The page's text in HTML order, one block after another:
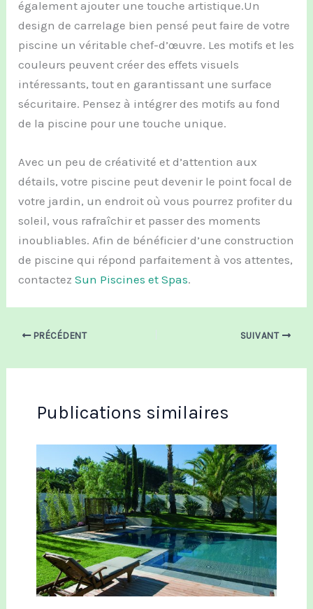
également ajouter une touche artistique.Un
design de carrelage bien pensé peut faire de votre
piscine un véritable chef-d’œuvre. Les motifs et les
couleurs peuvent créer des effets visuels
intéressants, tout en garantissant une surface
sécuritaire. Pensez à intégrer des motifs au fond
de la piscine pour une touche unique.
Avec un peu de créativité et d’attention aux
détails, votre piscine peut devenir le point focal de
votre jardin, un endroit où vous pourrez profiter du
soleil, vous rafraîchir et passer des moments
inoubliables. Afin de bénéficier d’une construction
de piscine qui répond parfaitement à vos attentes,
contactezSun Piscines et Spas.
PRÉCÉDENT SUIVANT
Publications similaires